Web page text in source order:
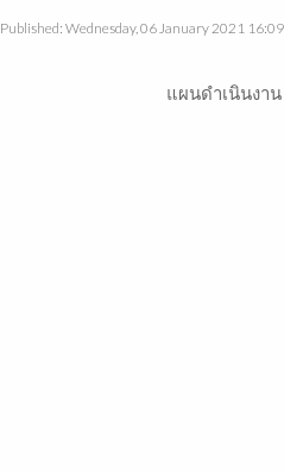
Published: Wednesday, 06 January 2021
แผนดำเนินงา